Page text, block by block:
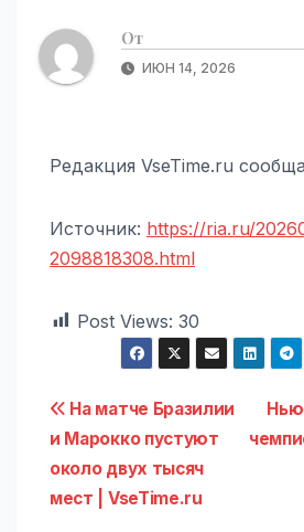
От
ИЮН 14, 2026
Редакция VseTime.ru
Источник: https://ria.ru/
2098818308.html
Post Views: 30
Навигация
по
записям
На матче Бразилии
и Марокко пустуют
около двух тысяч
мест | VseTime.ru